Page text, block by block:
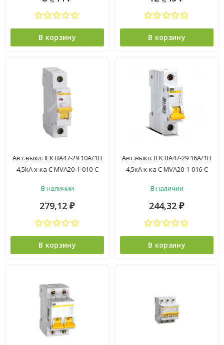
В корзину В корзину
Авт.выкл. IEK ВА47-29 10А/1П
4,5kA х-ка С MVA20-1-010-C
В наличии
279,12 ₽
В корзину
Авт.выкл. IEK ВА47-29 16А/1П
4,5кА х-ка С MVA20-1-016-C
В наличии
244,32 ₽
В корзину